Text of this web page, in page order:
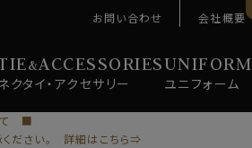
&ACCESSORIES
クタイ・ アクセサリー
UNIFORM
ユニ フォーム
お問い合わせ 会社概要
て ■
ください。 詳細はこちら⇒